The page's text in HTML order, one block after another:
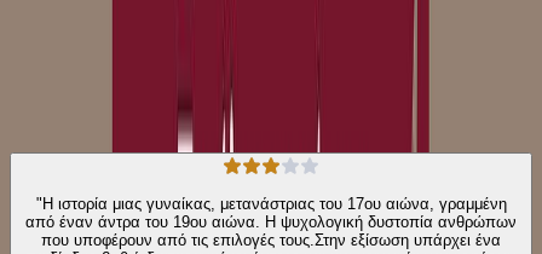
"Η ιστορία μιας γυναίκας, μετανάστριας του 17ου αιώνα, γραμμένη
από έναν άντρα του 19ου αιώνα. Η ψυχολογική δυστοπία ανθρώπων
που υποφέρουν από τις επιλογές τους.Στην εξίσωση υπάρχει ένα